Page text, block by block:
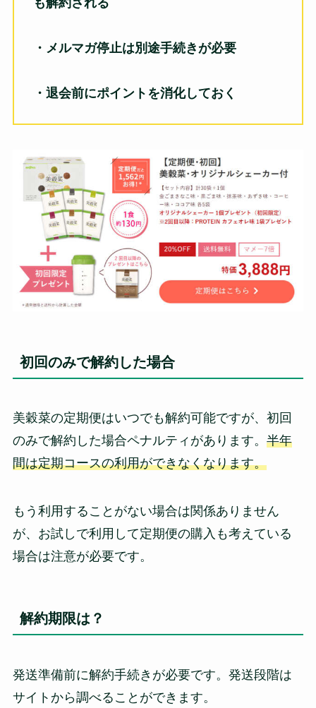
・メルマガ停止は別途手続きが必要
・退会前にポイントを消化しておく
初回のみで解約した場合
美穀菜の定期便はいつでも解約可能ですが、初回
のみで解約した場合ペナルティがあります。 半年
間は定期コースの利用ができなくなります。
もう利用することがない場合は関係ありません
が、お試しで利用して定期便の購入も考えている
場合は注意が必要です。
解約期限は？
発送準備前に解約手続きが必要です。発送段階は
サイトから調べることができます。